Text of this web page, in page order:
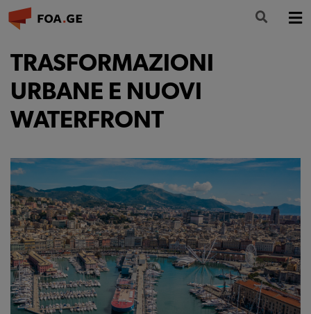
LA FONDAZIONE
FORMAZIONE
CULTURA
INFO E CONTATTI
TRASFORMAZIONI
URBANE E NUOVI
WATERFRONT